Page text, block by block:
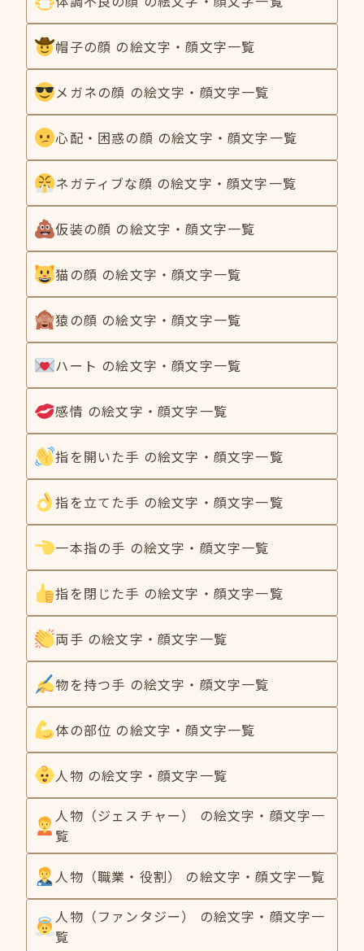
帽子の顔 の絵文字・顔文字一覧
メガネの顔 の絵文字・顔文字一覧
心配・困惑の顔 の絵文字・顔文字一覧
ネガティブな顔 の絵文字・顔文字一覧
仮装の顔 の絵文字・顔文字一覧
猫の顔 の絵文字・顔文字一覧
猿の顔 の絵文字・顔文字一覧
ハート の絵文字・顔文字一覧
感情 の絵文字・顔文字一覧
指を開いた手 の絵文字・顔文字一覧
指を立てた手 の絵文字・顔文字一覧
一本指の手 の絵文字・顔文字一覧
指を閉じた手 の絵文字・顔文字一覧
両手 の絵文字・顔文字一覧
物を持つ手 の絵文字・顔文字一覧
体の部位 の絵文字・顔文字一覧
人物 の絵文字・顔文字一覧
人物（ジェスチャー） の絵文字・顔文字一
覧
人物（職業・役割） の絵文字・顔文字一覧
人物（ファンタジー） の絵文字・顔文字一
覧